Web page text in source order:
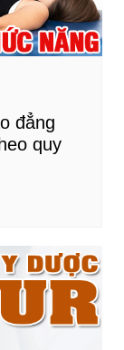
đẳng
quy